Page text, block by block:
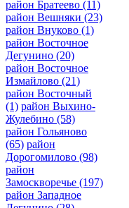
район Братеево (11)
район Вешняки (23)
район Внуково (1)
район Восточное
Дегунино (20)
район Восточное
Измайлово (21)
район Восточный
(1) район Выхино-
Жулебино (58)
район Гольяново
(65) район
Дорогомилово (98)
район
Замоскворечье (197)
район Западное